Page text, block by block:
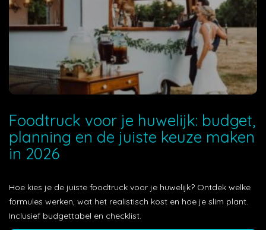
Foodtruck voor je huwelijk: budget,
planning en de juiste keuze maken
in 2026
Hoe kies je de juiste foodtruck voor je huwelijk? Ontdek welke
formules werken, wat het realistisch kost en hoe je slim plant.
Inclusief budgettabel en checklist.